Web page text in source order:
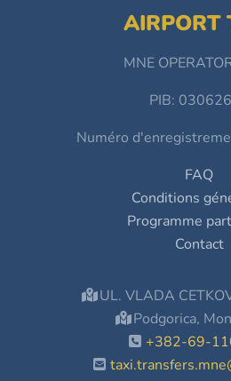
AIRPORT
MNE
PIB:
Numéro
FAQ
Conditions
Programme
Contact
UL. VLADA
Podgorica,
+382-69-